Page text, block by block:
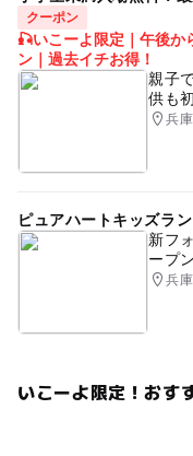
クーポン
🎣いこーよ限定｜午後か
ン｜過去イチお得！
親子
供も
兵
ピュアハートキッズラ
新フ
ープ
兵
いこーよ限定！おす